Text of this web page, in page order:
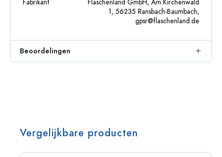
Fabrikant
Flaschenland GmbH, Am Kirchenwald
1, 56235 Ransbach-Baumbach,
gpsr@flaschenland.de
Beoordelingen
Vergelijkbare producten